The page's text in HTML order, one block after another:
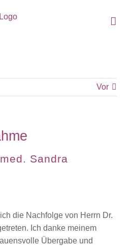
Vor
Sandra
die Nachfolge von Herrn Dr.
Ich danke meinem
Übergabe und